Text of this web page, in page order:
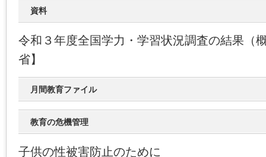
資料
令和３年度全国学力・学習状況調査の結果（
省】
月間教育ファイル
教育の危機管理
子供の性被害防止のために